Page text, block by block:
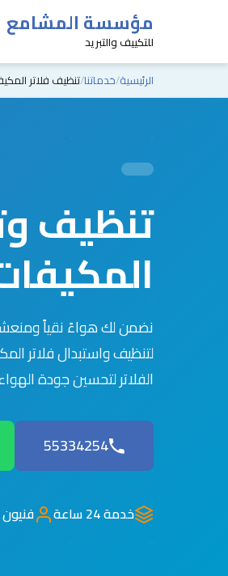
مؤسسة المشامع
للتكييف والتبريد
الرئيسية خدماتنا تنظيف فلاتر
تنظيف
نضمن لك هواءً نقياً
لتنظيف واستبدال فلاتر
الفلاتر لتحسين جودة
55334254
خدمة 24 ساعة